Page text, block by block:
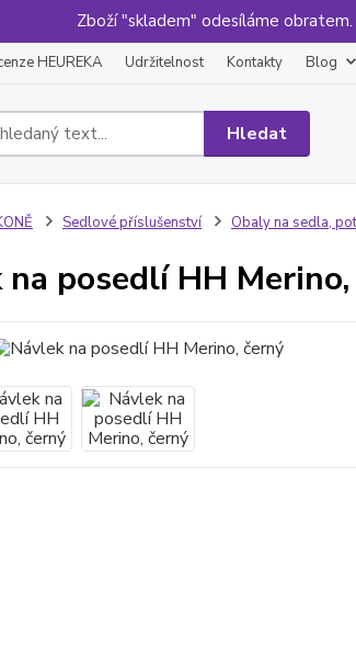
Zboží "skladem" odesíláme obratem.
HEUREKA Udržitelnost Kontakty Blog
Hledat
Sedlové příslušenství Obaly na sedla,
na posedlí HH